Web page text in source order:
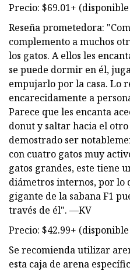
Precio: $69.01+
Reseña prometedora:
complemento a muchos
los gatos. A ellos les
se puede dormir en él,
empujarlo por la casa. Lo
encarecidamente a
Parece que les encanta
donut y saltar hacia el
demostrado ser
con cuatro gatos muy
gatos grandes, este tiene
diámetros internos, por lo
gigante de la sabana F1
través de él". —KV
Precio: $42.99+
Se recomienda utilizar
esta caja de arena